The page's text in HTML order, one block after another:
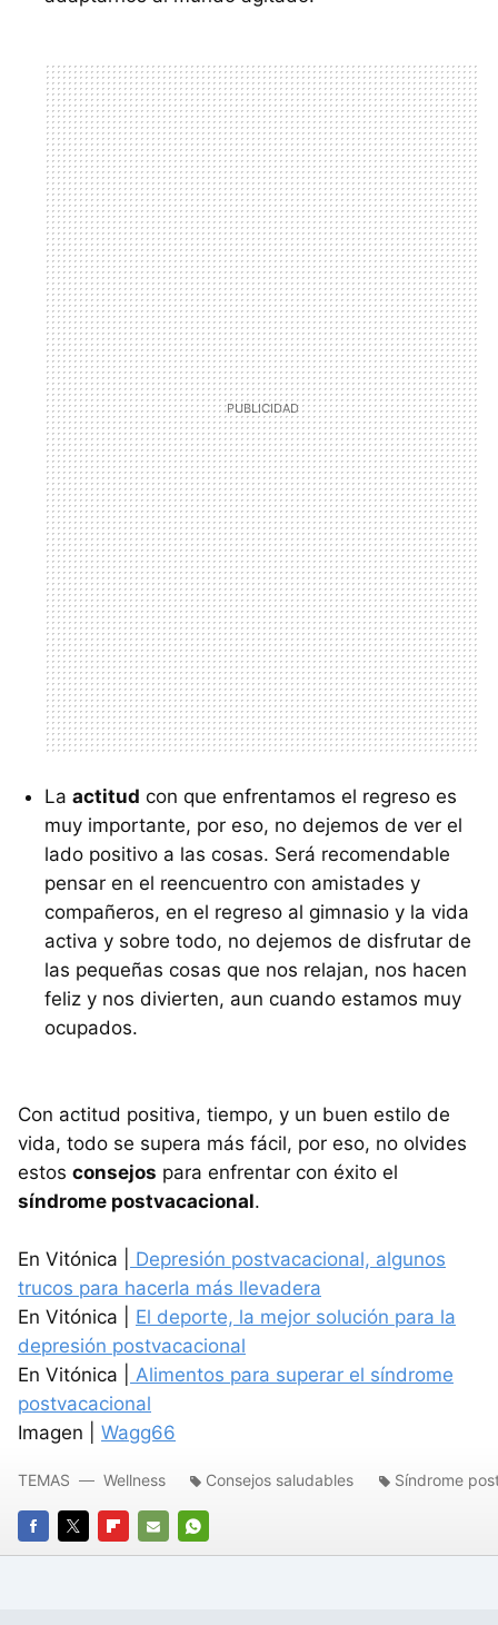
La actitud con que enfrentamos el regreso es
muy importante, por eso, no dejemos de ver el
lado positivo a las cosas. Será recomendable
pensar en el reencuentro con amistades y
compañeros, en el regreso al gimnasio y la vida
activa y sobre todo, no dejemos de disfrutar de
las pequeñas cosas que nos relajan, nos hacen
feliz y nos divierten, aun cuando estamos muy
ocupados.
Con actitud positiva, tiempo, y un buen estilo de
vida, todo se supera más fácil, por eso, no olvides
estos consejos para enfrentar con éxito el
síndrome postvacacional.
En Vitónica |
Depresión postvacacional, algunos
trucos para hacerla más llevadera
En Vitónica | El deporte, la mejor solución para la
depresión postvacacional
En Vitónica |
Alimentos para superar el síndrome
postvacacional
Imagen | Wagg66
FACEBOOK
TWITTERFLIPBOARD
E-
WHATSAPP
TEMAS Wellness Consejos saludables Síndrome